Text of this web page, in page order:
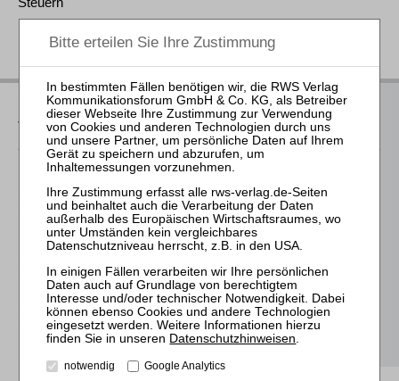
zurück
Das bieten Ihnen unsere
Veranstaltungen
Für alle Endgeräte kompatible und browserbasierte
Online-Fortbildungen
Individuelle Assistenz bis zur Einwahl und Verbindung mit
unserem Online-Seminar
Hochwertige Unterlagen für die Teilnahme, ideal auch zum
späteren Nachschlagen
Erwerb des anerkanntenRWS-Zertifikats
Teilnahmebescheinigungen gemäßGOI, § 15 FAO und
§ 5 DStV-FBRL
Datenschutzhinweisen
notwendig Google Analytics